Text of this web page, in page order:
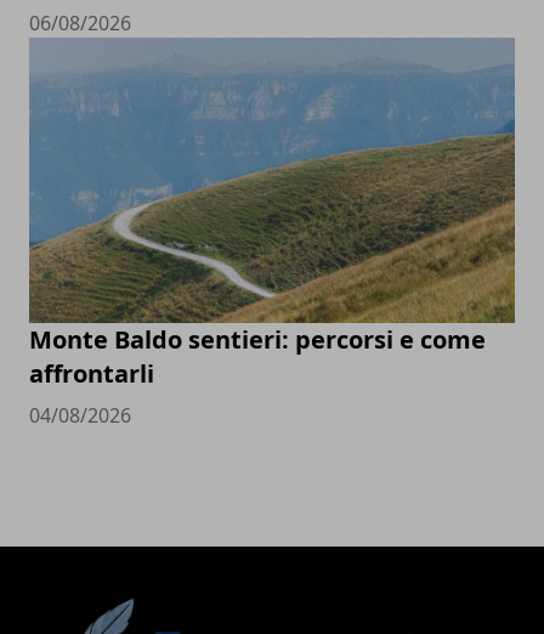
06/08/2026
Monte Baldo sentieri: percorsi e come
affrontarli
04/08/2026